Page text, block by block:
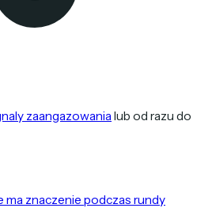
zaangazowania lub od razu do
ma znaczenie podczas rundy